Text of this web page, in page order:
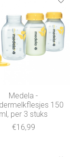
Medela -
150
ml, per 3 stuks
€16,99